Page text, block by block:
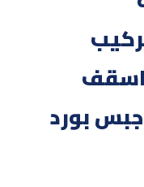
تركيب
اسقف
بورد